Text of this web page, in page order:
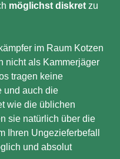
möglichst diskret zu
im Raum Kotzen
nicht als Kammerjäger
tragen keine
und auch die
wie die üblichen
sie natürlich über die
Ihren Ungezieferbefall
und absolut